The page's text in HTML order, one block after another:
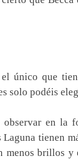
único que
solo podéis
observar en la
tienen
menos brillos